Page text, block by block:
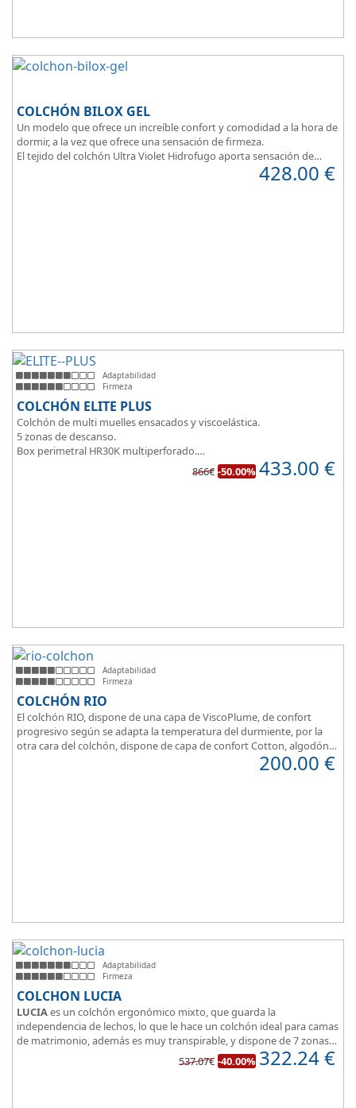
COLCHÓN BILOX GEL
Un modelo que ofrece un increíble confort y comodidad a la hora de
dormir, a la vez que ofrece una sensación de firmeza.
El tejido del colchón Ultra Violet Hidrofugo aporta sensación de
Sus capas de ViscoEnergy facilitan la relajación muscular y evita los
428.00 €
Adaptabilidad
Firmeza
COLCHÓN ELITE PLUS
Colchón de multi muelles ensacados y viscoelástica.
5 zonas de descanso.
Box perimetral HR30K multiperforado.
Para personas que buscan la comodidad y confort a la hora de
866€ -50.00% 433.00 €
Adaptabilidad
Firmeza
COLCHÓN RIO
El colchón RIO, dispone de una capa de ViscoPlume, de confort
progresivo según se adapta la temperatura del durmiente, por la
otra cara del colchón, dispone de capa de confort Cotton, algodón
100% que brinda una sensación de confort inmediata.200.00 €
Adaptabilidad
Firmeza
COLCHON LUCIA
LUCIAes un colchón ergonómico mixto, que guarda la
independencia de lechos, lo que le hace un colchón ideal para camas
de matrimonio, además es muy transpirable, y dispone de 7 zonas
537.07€ -40.00% 322.24€